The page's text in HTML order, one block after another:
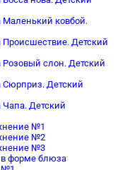
ковбой.
Детский
слон. Детский
Сюрприз. Детский
Детский
№1
№2
№3
форме блюза